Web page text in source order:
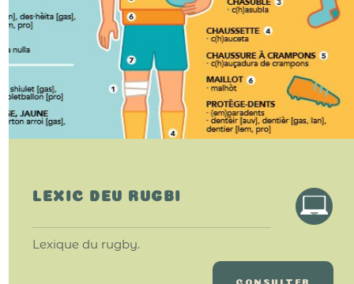
LEXIC DEU RUGBI
Lexique du rugby.
CONSULTER